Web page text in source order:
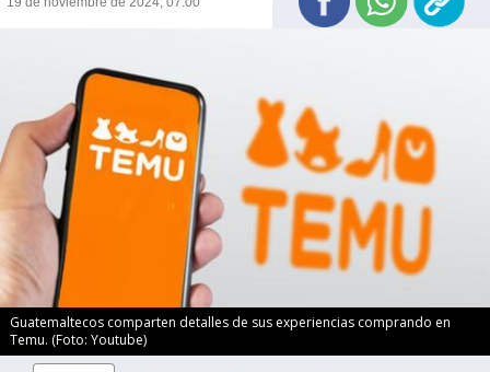
Guatemaltecos comparten detalles de sus experiencias comprando en
Temu. (Foto: Youtube)